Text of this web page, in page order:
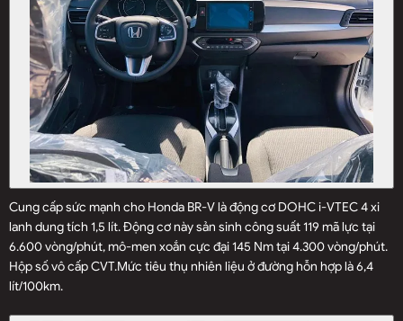
Cung cấp sức mạnh cho Honda BR-V là động cơ DOHC i-VTEC 4 xi
lanh dung tích 1,5 lít. Động cơ này sản sinh công suất 119 mã lực tại
6.600 vòng/phút, mô-men xoắn cực đại 145 Nm tại 4.300 vòng/phút.
Hộp số vô cấp CVT.Mức tiêu thụ nhiên liệu ở đường hỗn hợp là 6,4
lít/100km.